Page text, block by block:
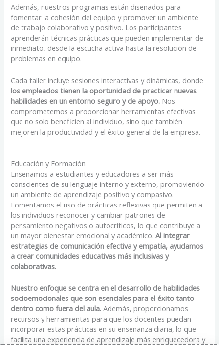
Además, nuestros programas están diseñados para
fomentar la cohesión del equipo y promover un ambiente
de trabajo colaborativo y positivo. Los participantes
aprenderán técnicas prácticas que pueden implementar de
inmediato, desde la escucha activa hasta la resolución de
problemas en equipo.
Cada taller incluye sesiones interactivas y dinámicas, donde
los empleados tienen la oportunidad de practicar nuevas
habilidades en un entorno seguro y de apoyo. Nos
comprometemos a proporcionar herramientas efectivas
que no solo beneficien al individuo, sino que también
mejoren la productividad y el éxito general de la empresa.
Educación y Formación
Enseñamos a estudiantes y educadores a ser más
conscientes de su lenguaje interno y externo, promoviendo
un ambiente de aprendizaje positivo y compasivo.
Fomentamos el uso de prácticas reflexivas que permiten a
los individuos reconocer y cambiar patrones de
pensamiento negativos o autocríticos, lo que contribuye a
un mayor bienestar emocional y académico.Al integrar
estrategias de comunicación efectiva y empatía, ayudamos
a crear comunidades educativas más inclusivas y
colaborativas.
Nuestro enfoque se centra en el desarrollo de habilidades
socioemocionales que son esenciales para el éxito tanto
dentro como fuera del aula. Además, proporcionamos
recursos y herramientas para que los docentes puedan
incorporar estas prácticas en su enseñanza diaria, lo que
facilita una experiencia de aprendizaje más enriquecedora y